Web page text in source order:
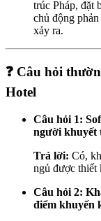
trúc Pháp, đặt
chủ động
xảy ra.
❓ Câu hỏi
Hotel
Câu hỏi 1:
người khuyết
Trả lời: Có,
ngủ được thiết
Câu hỏi 2:
điểm khuyến